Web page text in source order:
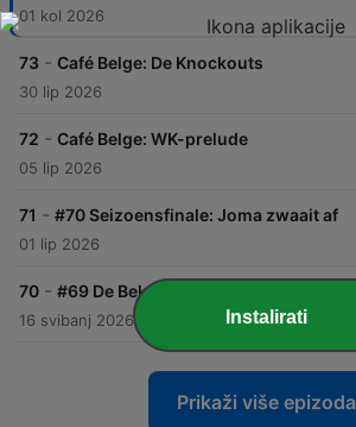
01 kol 2026
73 - Café Belge: De Knockouts
30 lip 2026
72 - Café Belge: WK-prelude
05 lip 2026
71 - #70 Seizoensfinale: Joma zwaait af
01 lip 2026
70 - #69 De Bekerfinale
16 svibanj 2026
Prikaži više epizoda
Instalirati